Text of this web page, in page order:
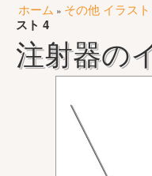
ホーム » その他 イラスト
スト 4
注射器の